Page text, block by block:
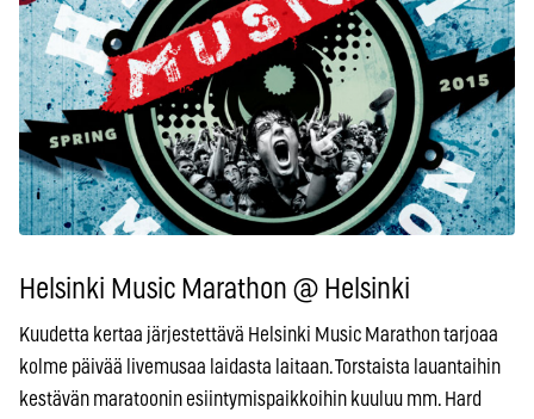
Helsinki Music Marathon @ Helsinki
Kuudetta kertaa järjestettävä Helsinki Music Marathon tarjoaa
kolme päivää livemusaa laidasta laitaan. Torstaista lauantaihin
kestävän maratoonin esiintymispaikkoihin kuuluu mm. Hard